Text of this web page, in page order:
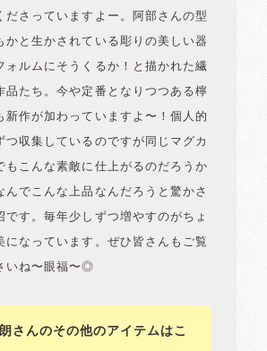
ださっていますよー。阿部さんの型
かと生かされている彫りの美しい器
ォルムにそうくるか！と描かれた繊
品たち。今や定番となりつつある檸
新作が加わっていますよ〜！個人的
つ収集しているのですが同じマグカ
もこんな素敵に仕上がるのだろうか
んでこんな上品なんだろうと驚かさ
です。毎年少しずつ増やすのがちょ
になっています。ぜひ皆さんもご覧
いね〜眼福〜◎
さんのその他のアイテムはこ